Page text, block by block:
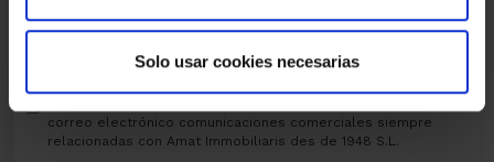
Solo usar cookies necesarias
He leído, entiendo y acepto lapolítica de privacidad
correo electrónico comunicaciones comerciales siempre
relacionadas con Amat Immobiliaris des de 1948 S.L.